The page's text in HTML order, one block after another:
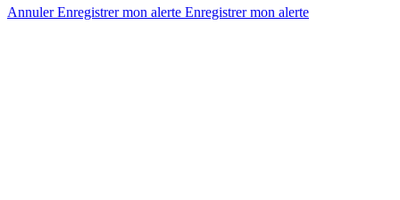
AnnulerEnregistrer mon alerte Enregistrermon alerte